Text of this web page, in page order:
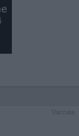
Vaccata